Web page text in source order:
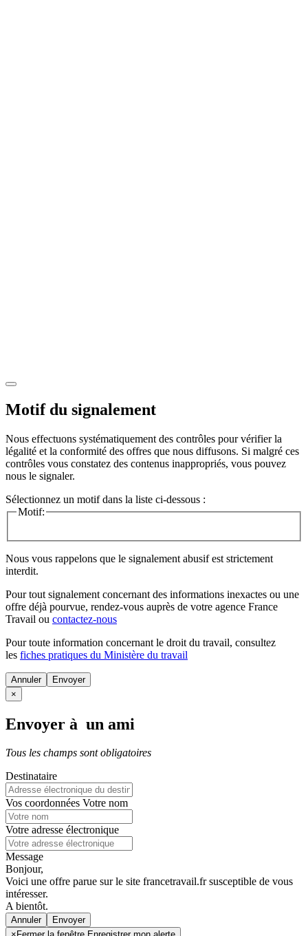
Motif du signalement
Nous effectuons systématiquement des contrôles pour vérifier la
légalité et la conformité des offres que nous diffusons. Si malgré ces
contrôles vous constatez des contenus inappropriés, vous pouvez
nous le signaler.
Sélectionnez un motif dans la liste ci-dessous :
Motif:
Nous vous rappelons que le signalement abusif est strictement
interdit.
Pour tout signalement concernant des informations inexactes ou une
offre déjà pourvue, rendez-vous auprès de votre agence France
Travail ou contactez-nous
Pour toute information concernant le droit du travail, consultez
les fiches pratiques du Ministère du travail
Annuler
×
Envoyer à un ami
Tous les champs sont obligatoires
Destinataire
Vos coordonnées Votre nom
Votre adresse électronique
Message
Bonjour,
Voici une offre parue sur le site francetravail.fr susceptible de vous
intéresser.
A bientôt.
Annuler